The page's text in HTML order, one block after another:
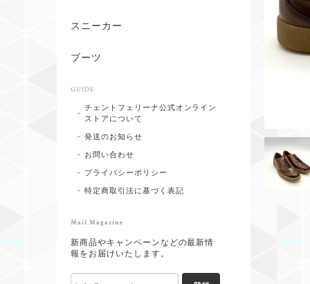
スニーカー
ブーツ
GUIDE
チェントフェリーナ公式オンライン
ストアについて
発送のお知らせ
お問い合わせ
プライバシーポリシー
特定商取引法に基づく表記
Mail Magazine
新商品やキャンペーンなどの最新情
報をお届けいたします。